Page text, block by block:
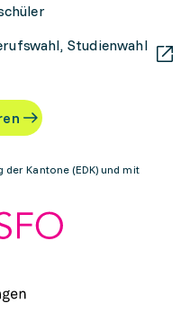
Studienwahl
der Kantone (EDK) und mit